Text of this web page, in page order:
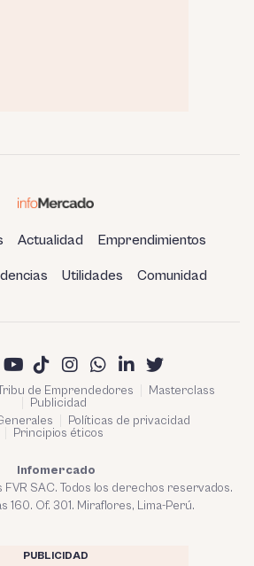
Actualidad Emprendimientos
Utilidades Comunidad
de Emprendedores
Masterclass
Publicidad
Políticas de privacidad
Principios éticos
Infomercado
SAC. Todos los derechos reservados.
160. Of. 301. Miraflores, Lima-Perú.
PUBLICIDAD